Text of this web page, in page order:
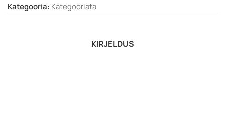
Kategooria: Kategooriata
KIRJELDUS